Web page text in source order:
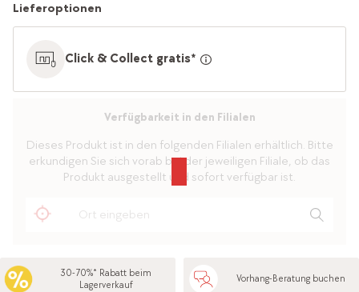
Lieferoptionen
Click & Collect gratis*
Verfügbarkeit in den Filialen
Dieses Produkt ist in den folgenden Filialen erhältlich. Bitte
erkundigen Sie sich vorab bei der jeweiligen Filiale, ob das
Produkt ausgestellt und sofort verfügbar ist.
30-70%* Rabatt beim
Lagerverkauf
Vorhang-Beratung buchen